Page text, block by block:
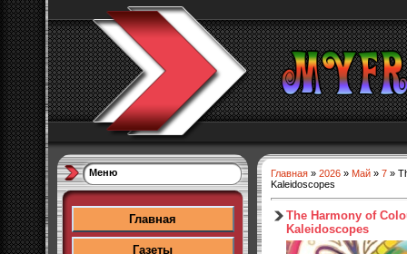
Меню
Главная
Газеты
Главная » 2026 » Май » 7 »
Kaleidoscopes
The Harmony of
Kaleidoscopes